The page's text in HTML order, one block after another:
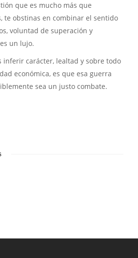
que es mucho más que
te obstinas en combinar el sentido
voluntad de superación y
un lujo.
inferir carácter, lealtad y sobre todo
económica, es que esa guerra
sea un justo combate.